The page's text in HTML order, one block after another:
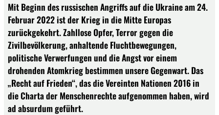
Mit Beginn des russischen Angriffs auf die Ukraine am 24.
Februar 2022 ist der Krieg in die Mitte Europas
zurückgekehrt. Zahllose Opfer, Terror gegen die
Zivilbevölkerung, anhaltende Fluchtbewegungen,
politische Verwerfungen und die Angst vor einem
drohenden Atomkrieg bestimmen unsere Gegenwart. Das
„Recht auf Frieden“, das die Vereinten Nationen 2016 in
die Charta der Menschenrechte aufgenommen haben, wird
ad absurdum geführt.